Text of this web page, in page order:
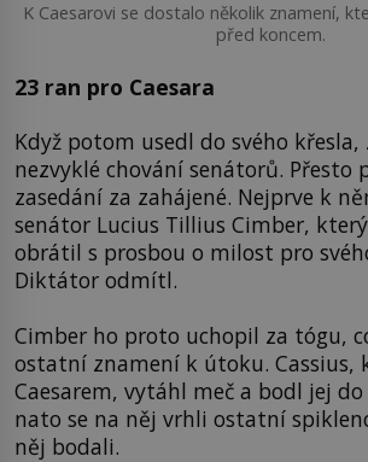
K Caesarovi se dostalo několik znamení,
před koncem.
23 ran pro Caesara
Když potom usedl do svého křesla,
nezvyklé chování senátorů. Přesto
zasedání za zahájené. Nejprve k
senátor Lucius Tillius Cimber,
obrátil s prosbou o milost pro
Diktátor odmítl.
Cimber ho proto uchopil za tógu,
ostatní znamení k útoku. Cassius,
Caesarem, vytáhl meč a bodl jej
nato se na něj vrhli ostatní
něj bodali.